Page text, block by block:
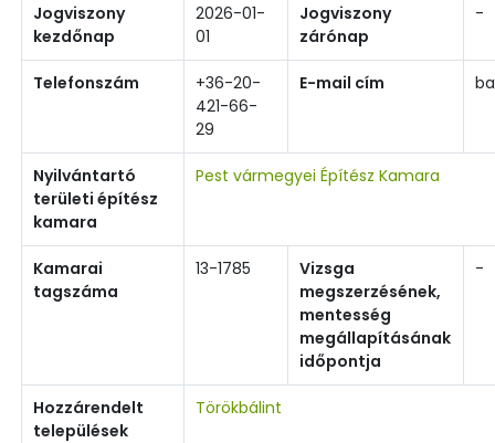
Jogviszony
kezdőnap
2026-01-
01
Jogviszony
zárónap
-
Telefonszám
+36-20-
421-66-
29
E-mail cím
Nyilvántartó
területi építész
kamara
Pest vármegyei Építész Kamara
Kamarai
tagszáma
13-1785
Vizsga
megszerzésének,
mentesség
megállapításának
időpontja
-
Hozzárendelt
települések
Törökbálint